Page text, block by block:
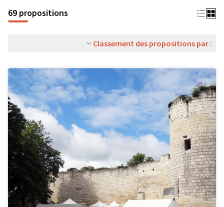
69 propositions
Classement des propositions par :